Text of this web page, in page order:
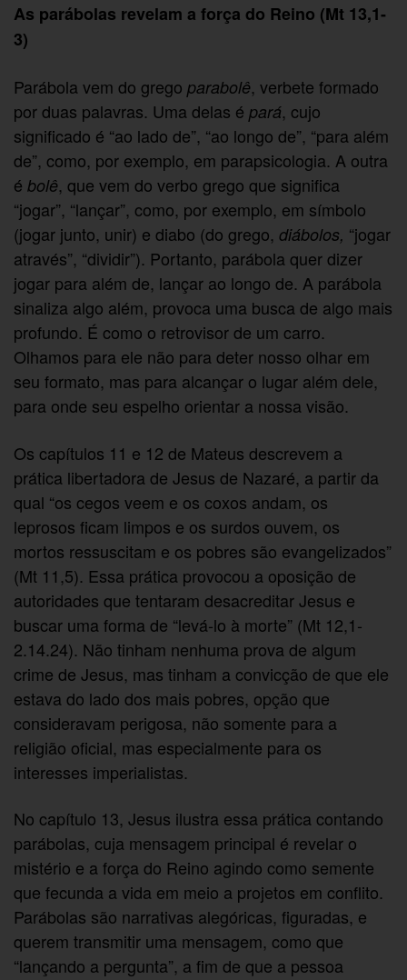
As parábolas revelam a força do Reino (Mt 13,1-
3)
Parábola vem do gregoparabolê, verbete formado
por duas palavras. Uma delas épará, cujo
significado é “ao lado de”, “ao longo de”, “para além
de”, como, por exemplo, em parapsicologia. A outra
ébolê, que vem do verbo grego que significa
“jogar”, “lançar”, como, por exemplo, em símbolo
(jogar junto, unir) e diabo (do grego,diábolos, “jogar
através”, “dividir”). Portanto, parábola quer dizer
jogar para além de, lançar ao longo de. A parábola
sinaliza algo além, provoca uma busca de algo mais
profundo. É como o retrovisor de um carro.
Olhamos para ele não para deter nosso olhar em
seu formato, mas para alcançar o lugar além dele,
para onde seu espelho orientar a nossa visão.
Os capítulos 11 e 12 de Mateus descrevem a
prática libertadora de Jesus de Nazaré, a partir da
qual “os cegos veem e os coxos andam, os
leprosos ficam limpos e os surdos ouvem, os
mortos ressuscitam e os pobres são evangelizados”
(Mt 11,5). Essa prática provocou a oposição de
autoridades que tentaram desacreditar Jesus e
buscar uma forma de “levá-lo à morte” (Mt 12,1-
2.14.24). Não tinham nenhuma prova de algum
crime de Jesus, mas tinham a convicção de que ele
estava do lado dos mais pobres, opção que
consideravam perigosa, não somente para a
religião oficial, mas especialmente para os
interesses imperialistas.
No capítulo 13, Jesus ilustra essa prática contando
parábolas, cuja mensagem principal é revelar o
mistério e a força do Reino agindo como semente
que fecunda a vida em meio a projetos em conflito.
Parábolas são narrativas alegóricas, figuradas, e
querem transmitir uma mensagem, como que
“lançando a pergunta”, a fim de que a pessoa